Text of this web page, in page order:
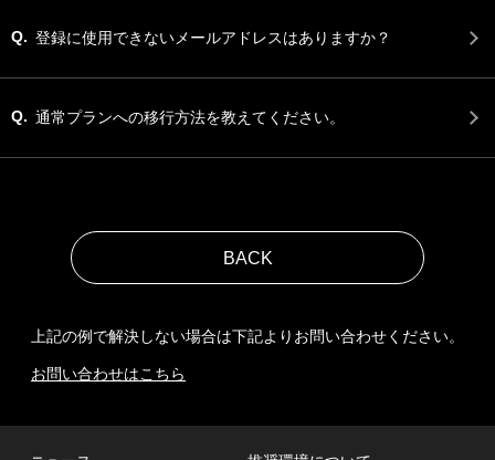
Q. 登録に使用できないメールアドレスはありますか？
Q. 通常プランへの移行方法を教えてください。
上記の例で解決しない場合は下記よりお問い合わせください。
お問い合わせはこちら